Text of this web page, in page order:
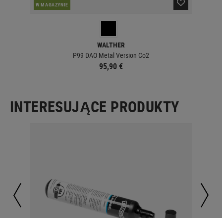
W MAGAZYNIE
WALTHER
P99 DAO Metal Version Co2
95,90 €
INTERESUJĄCE PRODUKTY